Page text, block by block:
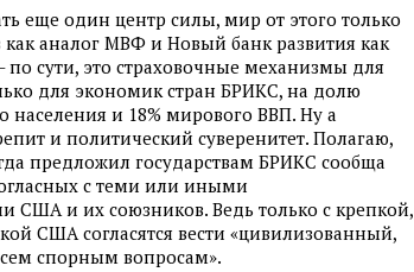
еще один центр силы, мир от этого только
аналог МВФ и Новый банк развития как
сути, это страховочные механизмы для
для экономик стран БРИКС, на долю
населения и 18% мирового ВВП. Ну а
и политический суверенитет. Полагаю,
предложил государствам БРИКС сообща
с теми или иными
и их союзников. Ведь только с крепкой,
США согласятся вести «цивилизованный,
спорным вопросам».